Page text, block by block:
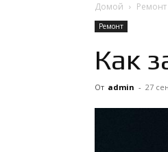
Домой Ремонт
Ремонт
Как
От admin - 27